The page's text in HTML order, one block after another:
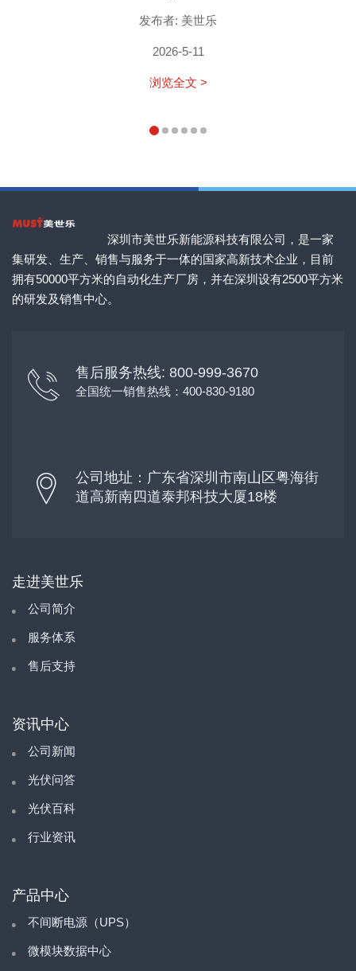
发布者: 美世乐
2026-5-11
浏览全文 >
深圳市美世乐新能源科技有限公司，是一家
集研发、生产、销售与服务于一体的国家高新技术企业，目前
拥有50000平方米的自动化生产厂房，并在深圳设有2500平方米
的研发及销售中心。
售后服务热线: 800-999-3670
全国统一销售热线：400-830-9180
公司地址：广东省深圳市南山区粤海街
道高新南四道泰邦科技大厦18楼
走进美世乐
公司简介
服务体系
售后支持
资讯中心
公司新闻
光伏问答
光伏百科
行业资讯
产品中心
不间断电源（UPS）
微模块数据中心